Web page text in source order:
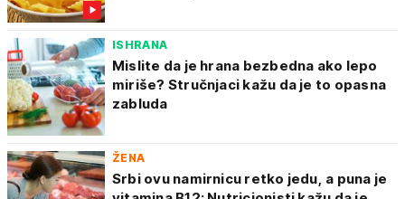
ISHRANA
Mislite da je hrana bezbedna ako lepo
miriše? Stručnjaci kažu da je to opasna
zabluda
ŽENA
Srbi ovu namirnicu retko jedu, a puna je